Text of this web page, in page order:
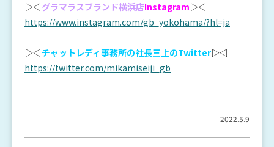
▷◁グラマラスブランド横浜店Instagram▷◁
https://www.instagram.com/gb_yokohama/?hl=ja
▷◁チャットレディ事務所の社長三上のTwitter▷◁
https://twitter.com/mikamiseiji_gb
2022.5.9